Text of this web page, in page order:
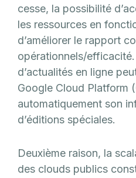
cesse, la possibilité
les ressources en
d’améliorer le rapport
opérationnels/
d’actualités en ligne
Google Cloud Platform
automatiquement son
d’éditions spéciales.
Deuxième raison, la
des clouds publics